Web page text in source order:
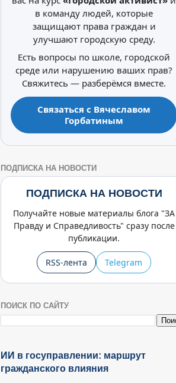
в команду людей, которые
защищают права граждан и
улучшают городскую среду.
Есть вопросы по школе, городской
среде или нарушению ваших прав?
Свяжитесь — разберёмся вместе.
Связаться с Вячеславом
Горбатиным
ПОДПИСКА НА НОВОСТИ
ПОДПИСКА НА НОВОСТИ
Получайте новые материалы блога "ЗА
Правду и Справедливость" сразу после
публикации.
RSS-лента Telegram
ПОИСК ПО САЙТУ
ИИ в госуправлении: маршрут
гражданского влияния